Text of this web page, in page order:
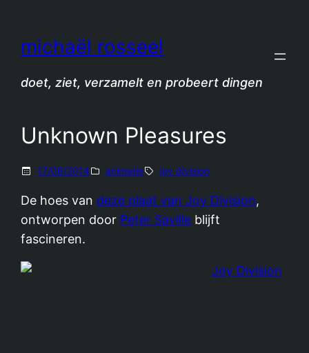
michaël rosseel
doet, ziet, verzamelt en probeert dingen
Unknown Pleasures
17/06/2014 animatie joy division
De hoes van deze plaat van Joy Division,
ontworpen door Peter Saville blijft
fascineren.